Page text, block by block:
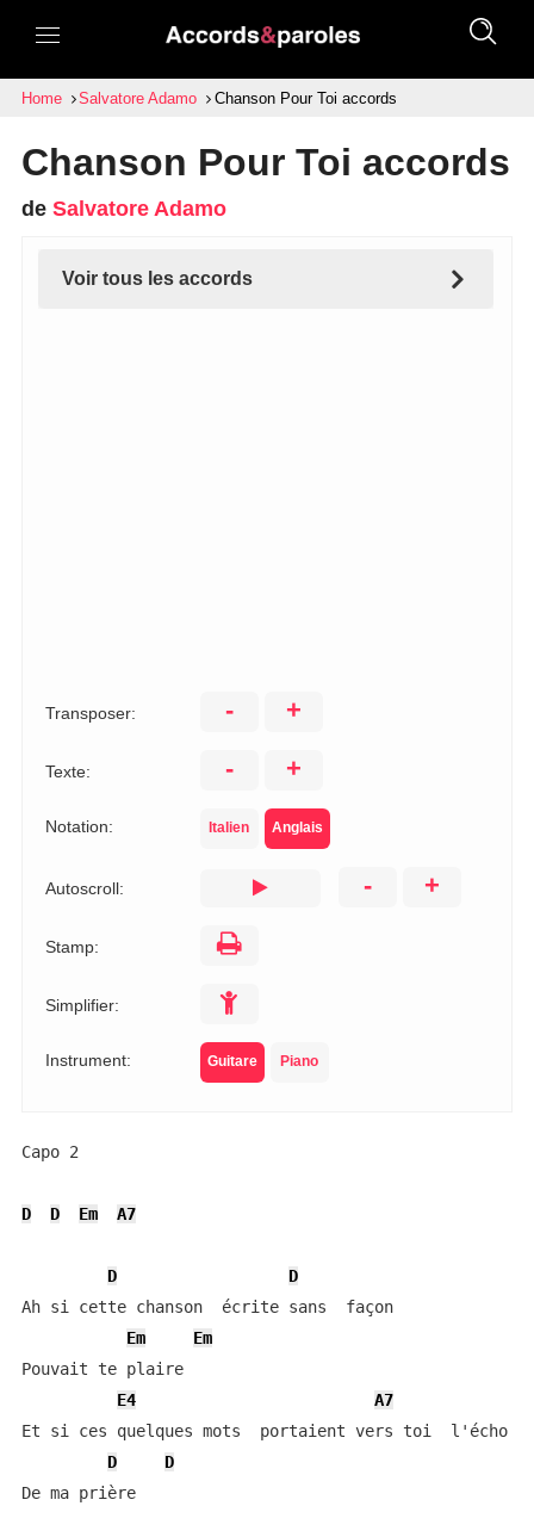
Home Salvatore Adamo Chanson Pour Toi accords
Chanson Pour Toi accords
de Salvatore Adamo
Voir tous les accords
Transposer: - +
Texte: - +
Notation: Italien Anglais
Autoscroll: - +
Stamp:
Simplifier:
Instrument: Guitare Piano
Capo 2
D D Em A7
D
D
Ah si cette chanson  écrite sans  façon
Em
Em
Pouvait te plaire
E4
A7
Et si ces quelques mots  portaient vers toi  l'écho
D
D
De ma prière